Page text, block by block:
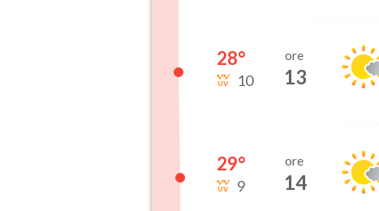
28°
10
ore
13
29°
9
ore
14